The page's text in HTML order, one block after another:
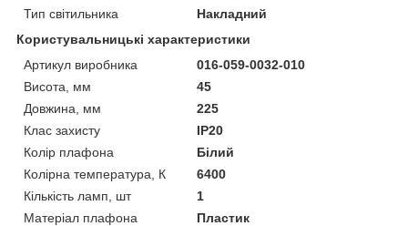
Тип світильника
Накладний
Користувальницькі характеристики
Артикул виробника
016-059-0032-010
Висота, мм
45
Довжина, мм
225
Клас захисту
IP20
Колір плафона
Білий
Колірна температура, К
6400
Кількість ламп, шт
1
Матеріал плафона
Пластик